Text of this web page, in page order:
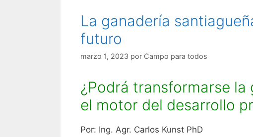
La ganadería
futuro
marzo 1, 2023 por Campo para todos
¿Podrá transformarse la
el motor del desarrollo
Por: Ing. Agr. Carlos Kunst PhD